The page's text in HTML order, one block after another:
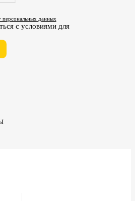
персональных данных
с условиями для